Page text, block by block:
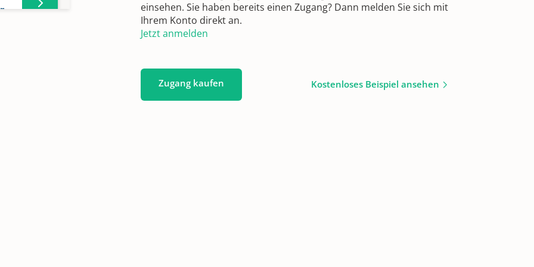
einsehen. Sie haben bereits einen Zugang? Dann melden Sie sich mit
Ihrem Konto direkt an.
Jetzt anmelden
Zugang kaufen Kostenloses Beispiel ansehen